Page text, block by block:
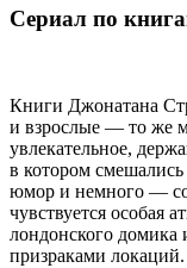
Сериал по
Книги Джонатана
и взрослые — то же
увлекательное,
в котором смешались
юмор и немного —
чувствуется особая
лондонского
призраками локаций.